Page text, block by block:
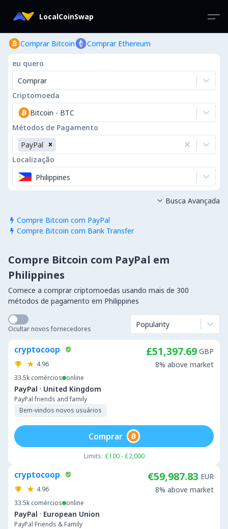
LocalCoinSwap
Comprar Bitcoin Comprar Ethereum
eu quero
Comprar
Criptomoeda
Bitcoin - BTC
Métodos de Pagamento
PayPal
Localização
Philippines
 Compre Bitcoin com PayPal
 Compre Bitcoin com Bank Transfer
 Busca Avançada
Compre Bitcoin com PayPal em
Philippines
Comece a comprar criptomoedas usando mais de 300
métodos de pagamento em Philippines
Ocultar novos fornecedores Popularity
cryptocoop
4.96
33.5k comércios online
PayPal · United Kingdom
PayPal friends and family
Bem-vindos novos usuários
£51,397.69 GBP
8% above market
Limits: £100 - £2,000
Comprar
cryptocoop
4.96
33.5k comércios online
PayPal · European Union
PayPal Friends & Family
€59,987.83 EUR
8% above market